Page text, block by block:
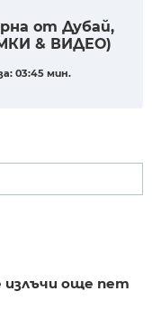
от Дубай,
& ВИДЕО)
03:45 мин.
излъчи още пет